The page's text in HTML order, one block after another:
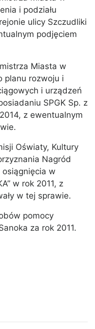
i podziału
ulicy Szczudliki
podjęciem
Miasta w
planu rozwoju i
i urządzeń
SPGK Sp. z
z ewentualnym
Oświaty, Kultury
Nagród
w
w rok 2011, z
w tej sprawie.
pomocy
za rok 2011.